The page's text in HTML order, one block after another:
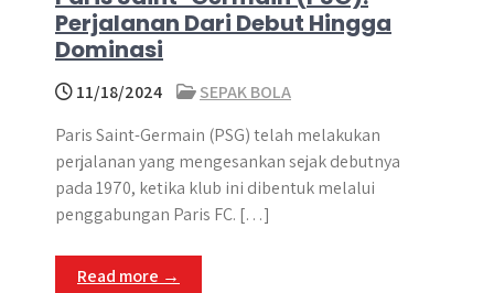
Perjalanan Dari Debut Hingga
Dominasi
11/18/2024
SEPAK BOLA
Paris Saint-Germain (PSG) telah melakukan
perjalanan yang mengesankan sejak debutnya
pada 1970, ketika klub ini dibentuk melalui
penggabungan Paris FC. […]
Read more →